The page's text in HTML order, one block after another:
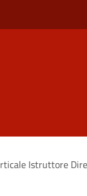
Istruttore